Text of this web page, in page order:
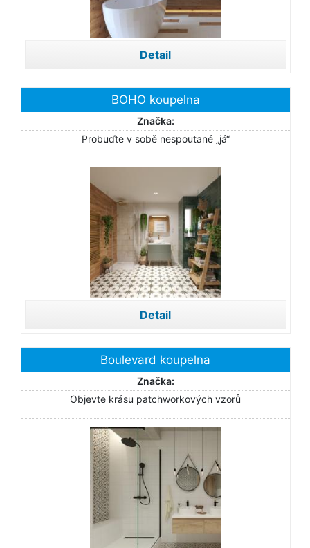
Detail
BOHO koupelna
Značka:
Probuďte v sobě nespoutané „já“
Detail
Boulevard koupelna
Značka:
Objevte krásu patchworkových vzorů